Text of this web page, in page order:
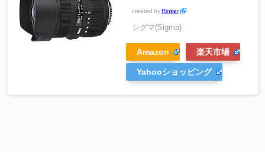
created by Rinker
シグマ(Sigma)
Amazon 楽天市場
Yahooショッピング